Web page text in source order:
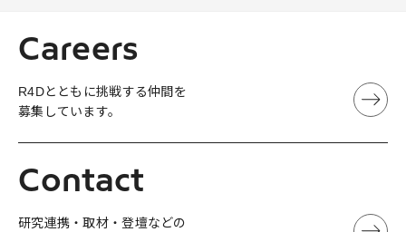
Careers
R4Dとともに挑戦する仲間を
募集しています。
Contact
研究連携・取材・登壇などの